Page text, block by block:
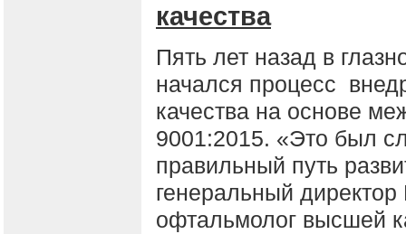
качества
Пять лет назад в
начался процесс
качества на основе
9001:2015. «Это был
правильный путь
генеральный
офтальмолог высшей